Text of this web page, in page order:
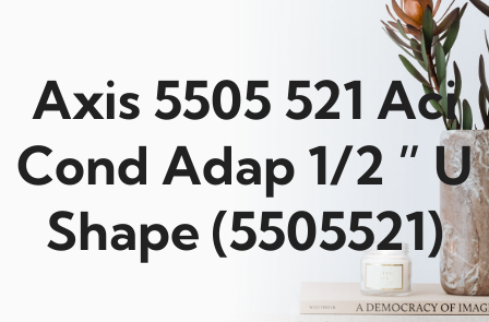
Axis 5505 521 Aci
Cond Adap 1/2 ” U
Shape (5505521)